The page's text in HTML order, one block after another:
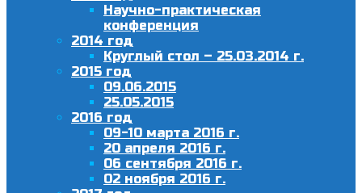
Научно-практическая
конференция
2014 год
Круглый стол – 25.03.2014 г.
2015 год
09.06.2015
25.05.2015
2016 год
09-10 марта 2016 г.
20 апреля 2016 г.
06 сентября 2016 г.
02 ноября 2016 г.